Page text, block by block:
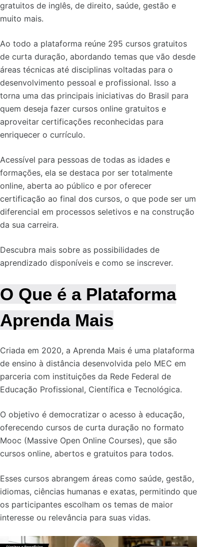
gratuitos de inglês, de direito, saúde, gestão e
muito mais.
Ao todo a plataforma reúne 295 cursos gratuitos
de curta duração, abordando temas que vão desde
áreas técnicas até disciplinas voltadas para o
desenvolvimento pessoal e profissional. Isso a
torna uma das principais iniciativas do Brasil para
quem deseja fazer cursos online gratuitos e
aproveitar certificações reconhecidas para
enriquecer o currículo.
Acessível para pessoas de todas as idades e
formações, ela se destaca por ser totalmente
online, aberta ao público e por oferecer
certificação ao final dos cursos, o que pode ser um
diferencial em processos seletivos e na construção
da sua carreira.
Descubra mais sobre as possibilidades de
aprendizado disponíveis e como se inscrever.
O Que é a Plataforma
Aprenda Mais
Criada em 2020, a Aprenda Mais é uma plataforma
de ensino à distância desenvolvida pelo MEC em
parceria com instituições da Rede Federal de
Educação Profissional, Científica e Tecnológica.
O objetivo é democratizar o acesso à educação,
oferecendo cursos de curta duração no formato
Mooc (Massive Open Online Courses), que são
cursos online, abertos e gratuitos para todos.
Esses cursos abrangem áreas como saúde, gestão,
idiomas, ciências humanas e exatas, permitindo que
os participantes escolham os temas de maior
interesse ou relevância para suas vidas.